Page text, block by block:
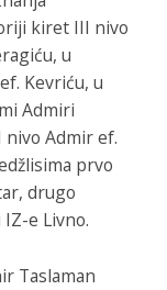
kiret III nivo
u
Kevriću, u
Admiri
nivo Admir ef.
prvo
drugo
e Livno.
Taslaman